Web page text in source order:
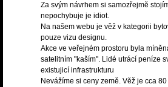
Za svým návrhem si samozřejmě
nepochybuje je idiot.
Na našem webu je věž v kategorii
pouze vizu designu.
Akce ve veřejném prostoru byla
satelitním "kaším". Lidé utrácí peníze
existujicí infrastrukturu
Nevážíme si ceny země. Věž je cca